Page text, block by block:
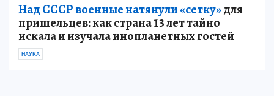
Над СССР военные натянули «сетку»для
пришельцев: как страна 13 лет тайно
искала и изучала инопланетных гостей
НАУКА